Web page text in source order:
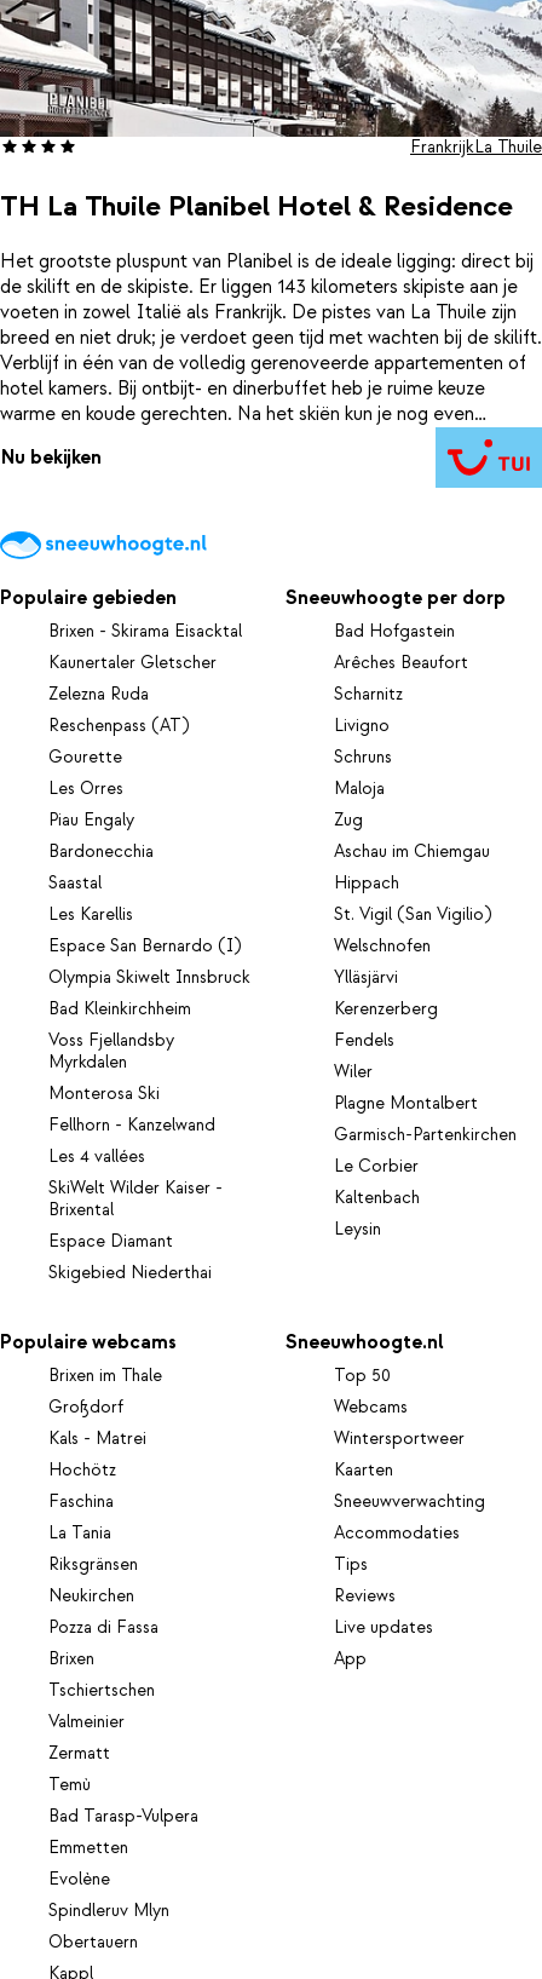
TH La Thuile Planibel Hotel & Residence
FrankrijkLa Thuile
Het grootste pluspunt van Planibel is de ideale ligging: direct bij
de skilift en de skipiste. Er liggen 143 kilometers skipiste aan je
voeten in zowel Italië als Frankrijk. De pistes van La Thuile zijn
breed en niet druk; je verdoet geen tijd met wachten bij de skilift.
Verblijf in één van de volledig gerenoveerde appartementen of
hotel kamers. Bij ontbijt- en dinerbuffet heb je ruime keuze
warme en koude gerechten. Na het skiën kun je nog even
plonzen in het zwembad of je lichaam weer opwarmen in de
sauna. Alle ingrediënten zijn aanwezig voor een heerlijke
Nu bekijken
Populaire gebieden
Brixen - Skirama Eisacktal
Kaunertaler Gletscher
Zelezna Ruda
Reschenpass (AT)
Gourette
Les Orres
Piau Engaly
Bardonecchia
Saastal
Les Karellis
Espace San Bernardo (I)
Olympia Skiwelt Innsbruck
Bad Kleinkirchheim
Voss Fjellandsby
Myrkdalen
Monterosa Ski
Fellhorn - Kanzelwand
Les 4 vallées
SkiWelt Wilder Kaiser -
Brixental
Espace Diamant
Skigebied Niederthai
Sneeuwhoogte per dorp
Bad Hofgastein
Arêches Beaufort
Scharnitz
Livigno
Schruns
Maloja
Zug
Aschau im Chiemgau
Hippach
St. Vigil (San Vigilio)
Welschnofen
Ylläsjärvi
Kerenzerberg
Fendels
Wiler
Plagne Montalbert
Garmisch-Partenkirchen
Le Corbier
Kaltenbach
Leysin
Populaire webcams
Brixen im Thale
Großdorf
Kals - Matrei
Hochötz
Faschina
La Tania
Riksgränsen
Neukirchen
Pozza di Fassa
Brixen
Tschiertschen
Valmeinier
Zermatt
Temù
Bad Tarasp-Vulpera
Emmetten
Evolène
Spindleruv Mlyn
Obertauern
Sneeuwhoogte.nl
Top 50
Webcams
Wintersportweer
Kaarten
Sneeuwverwachting
Accommodaties
Tips
Reviews
Live updates
App